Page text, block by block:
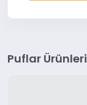
Puflar Ürünleri